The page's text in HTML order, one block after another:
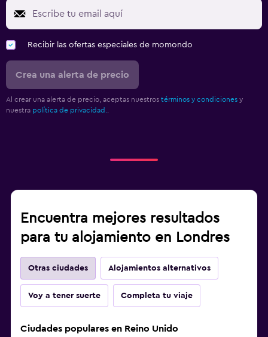
Recibir las ofertas especiales de momondo
Crea una alerta de precio
Al crear una alerta de precio, aceptas nuestros términos y condiciones y
nuestra política de privacidad.
Encuentra mejores resultados
para tu alojamiento en Londres
Otras ciudades Alojamientos alternativos
Voy a tener suerte Completa tu viaje
Ciudades populares en Reino Unido